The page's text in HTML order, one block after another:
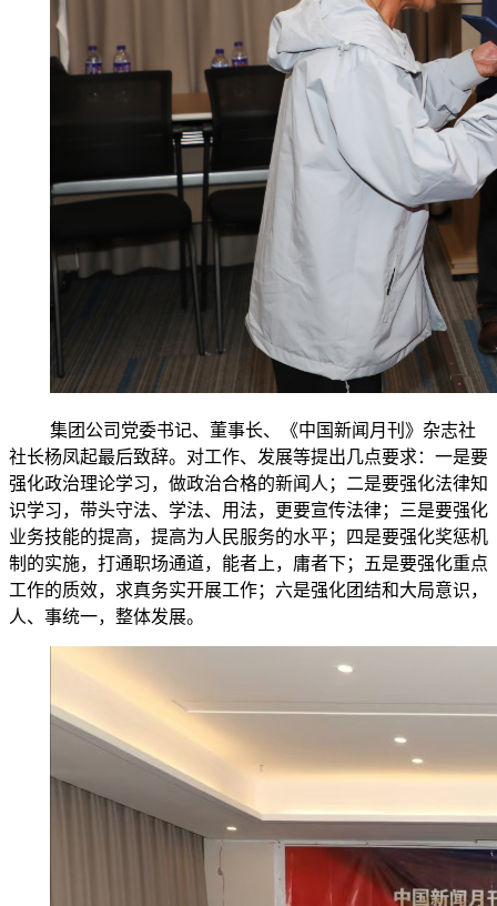
集团公司党委书记、董事长、《中国新闻月刊》杂志社
社长杨凤起最后致辞。对工作、发展等提出几点要求：一是要
强化政治理论学习，做政治合格的新闻人；二是要强化法律知
识学习，带头守法、学法、用法，更要宣传法律；三是要强化
业务技能的提高，提高为人民服务的水平；四是要强化奖惩机
制的实施，打通职场通道，能者上，庸者下；五是要强化重点
工作的质效，求真务实开展工作；六是强化团结和大局意识，
人、事统一，整体发展。